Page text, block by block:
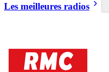
Les meilleures radios